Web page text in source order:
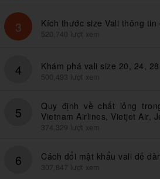
3 Kích thước size Vali thông tin
520,740 lượt xem
4 Khám phá vali size 20, 24,
500,493 lượt xem
5
Quy định về chất lỏng
Vietnam Airlines, Vietjet Air,
374,329 lượt xem
6 Cách đổi mật khẩu vali dễ
307,847 lượt xem